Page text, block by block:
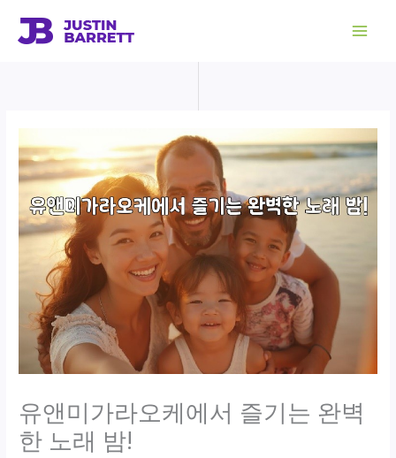
유앤미가라오케에서 즐기는 완벽
한 노래 밤!